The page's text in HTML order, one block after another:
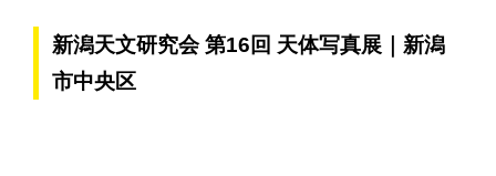
新潟天文研究会 第16回 天体写真展｜新潟
市中央区